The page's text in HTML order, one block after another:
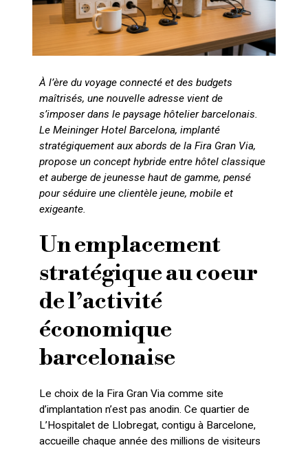
À l’ère du voyage connecté et des budgets
maîtrisés, une nouvelle adresse vient de
s’imposer dans le paysage hôtelier barcelonais.
Le Meininger Hotel Barcelona, implanté
stratégiquement aux abords de la Fira Gran Via,
propose un concept hybride entre hôtel classique
et auberge de jeunesse haut de gamme, pensé
pour séduire une clientèle jeune, mobile et
exigeante.
Un emplacement
stratégique au coeur
de l’activité
économique
barcelonaise
Le choix de la Fira Gran Via comme site
d’implantation n’est pas anodin. Ce quartier de
L’Hospitalet de Llobregat, contigu à Barcelone,
accueille chaque année des millions de visiteurs